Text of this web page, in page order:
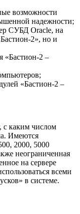
возможности
надежности;
СУБД Oracle, на
2», но и
«Бастион-2 –
«Бастион-2 –
с каким числом
Имеются
2000, 5000
неограниченная
на сервере
всеми
в системе.